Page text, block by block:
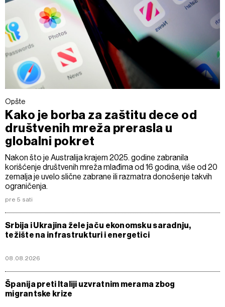
Opšte
Kako je borba za zaštitu dece od
društvenih mreža prerasla u
globalni pokret
Nakon što je Australija krajem 2025. godine zabranila
korišćenje društvenih mreža mlađima od 16 godina, više od 20
zemalja je uvelo slične zabrane ili razmatra donošenje takvih
ograničenja.
pre 5 sati
Srbija i Ukrajina žele jaču ekonomsku saradnju,
težište na infrastrukturi i energetici
08.08.2026
Španija preti Italiji uzvratnim merama zbog
migrantske krize